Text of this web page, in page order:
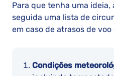
Para que tenha uma
seguida uma lista de
em caso de atrasos de
Condições